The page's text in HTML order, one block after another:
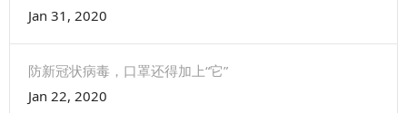
Jan 31, 2020
防新冠状病毒，口罩还得加上“它”
Jan 22, 2020